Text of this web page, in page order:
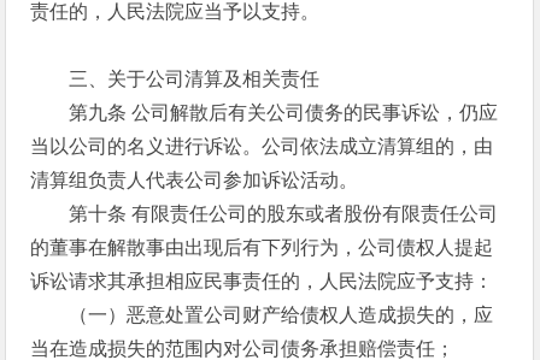
责任的，人民法院应当予以支持。
三、关于公司清算及相关责任
第九条 公司解散后有关公司债务的民事诉讼，仍应
当以公司的名义进行诉讼。公司依法成立清算组的，由
清算组负责人代表公司参加诉讼活动。
第十条 有限责任公司的股东或者股份有限责任公司
的董事在解散事由出现后有下列行为，公司债权人提起
诉讼请求其承担相应民事责任的，人民法院应予支持：
（一）恶意处置公司财产给债权人造成损失的，应
当在造成损失的范围内对公司债务承担赔偿责任；